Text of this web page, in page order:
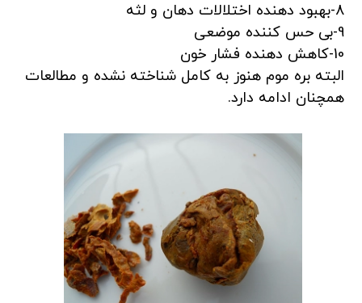
8-بهبود دهنده اختلالات دهان و لثه
9-بی حس کننده موضعی
10-کاهش دهنده فشار خون
البته بره موم هنوز به کامل شناخته نشده و مطالعات
همچنان ادامه دارد.